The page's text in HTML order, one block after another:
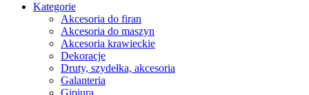
Kategorie
Akcesoria do firan
Akcesoria do maszyn
Akcesoria krawieckie
Dekoracje
Druty, szydełka, akcesoria
Galanteria
Gipiura